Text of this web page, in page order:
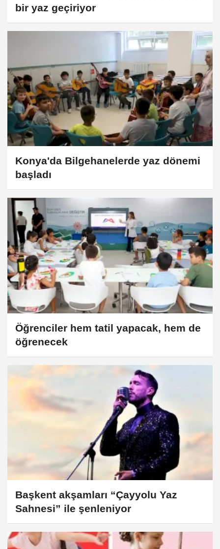
bir yaz geçiriyor
Konya'da Bilgehanelerde yaz dönemi
başladı
Öğrenciler hem tatil yapacak, hem de
öğrenecek
Başkent akşamları “Çayyolu Yaz
Sahnesi” ile şenleniyor